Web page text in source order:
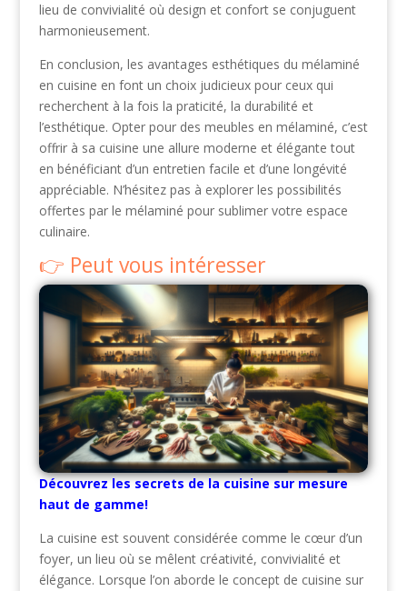
lieu de convivialité où design et confort se conjuguent
harmonieusement.
En conclusion, les avantages esthétiques du mélaminé
en cuisine en font un choix judicieux pour ceux qui
recherchent à la fois la praticité, la durabilité et
l’esthétique. Opter pour des meubles en mélaminé, c’est
offrir à sa cuisine une allure moderne et élégante tout
en bénéficiant d’un entretien facile et d’une longévité
appréciable. N’hésitez pas à explorer les possibilités
offertes par le mélaminé pour sublimer votre espace
culinaire.
Peut vous intéresser
Découvrez les secrets de la cuisine sur mesure
haut de gamme!
La cuisine est souvent considérée comme le cœur d’un
foyer, un lieu où se mêlent créativité, convivialité et
élégance. Lorsque l’on aborde le concept de cuisine sur